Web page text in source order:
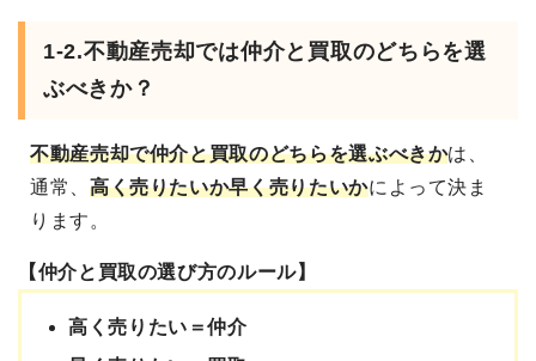
1-2.不動産売却では仲介と買取のどちらを選
ぶべきか？
不動産売却で仲介と買取のどちらを選ぶべきかは、
通常、 高く売りたいか早く売りたいかによって決ま
ります。
【仲介と買取の選び方のルール】
高く売りたい＝仲介